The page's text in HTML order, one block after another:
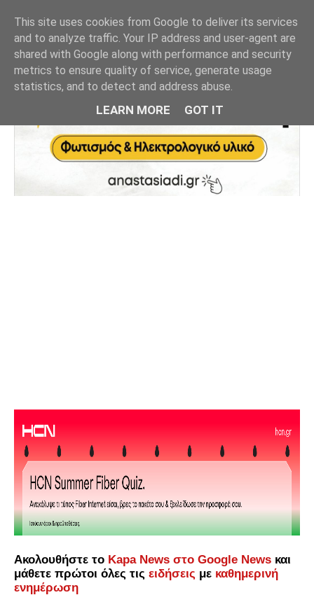
Ακολουθήστε το Kapa News στο Google News και
μάθετε πρώτοι όλες τις ειδήσεις με καθημερινή
ενημέρωση
This site uses cookies from Google to deliver its services
and to analyze traffic. Your IP address and user-agent are
shared with Google along with performance and security
metrics to ensure quality of service, generate usage
statistics, and to detect and address abuse.
LEARN MORE GOT IT